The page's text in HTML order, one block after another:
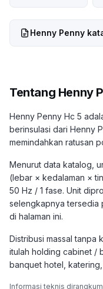
Henny Penny
Tentang Henny
Henny Penny Hc 5
berinsulasi dari Henny
memindahkan ratusan
Menurut data katalog,
(lebar × kedalaman ×
50 Hz / 1 fase. Unit
selengkapnya tersedia
di halaman ini.
Distribusi massal tanpa
itulah holding cabinet /
banquet hotel,
Informasi teknis